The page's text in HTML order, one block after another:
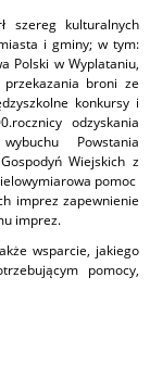
szereg kulturalnych
i gminy; w tym:
Polski w Wyplataniu,
broni ze
konkursy i
odzyskania
Powstania
Wiejskich z
pomoc
imprez zapewnienie
imprez.
wsparcie, jakiego
pomocy,